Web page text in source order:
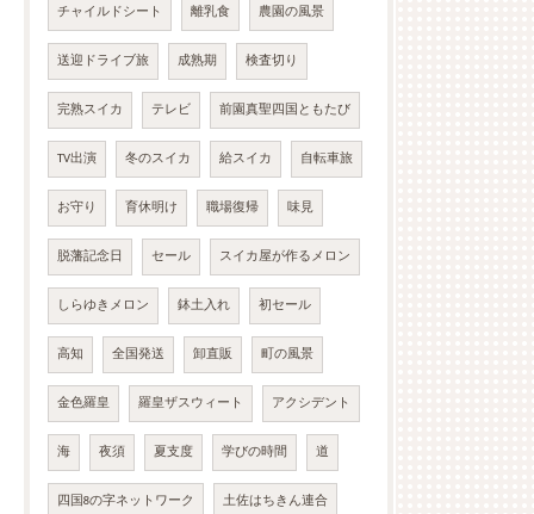
チャイルドシート 離乳食 農園の風景
送迎ドライブ旅 成熟期 検査切り
完熟スイカ テレビ 前園真聖四国ともたび
TV出演 冬のスイカ 給スイカ 自転車旅
お守り 育休明け 職場復帰 味見
脱藩記念日 セール スイカ屋が作るメロン
しらゆきメロン 鉢土入れ 初セール
高知 全国発送 卸直販 町の風景
金色羅皇 羅皇ザスウィート アクシデント
海 夜須 夏支度 学びの時間 道
四国8の字ネットワーク 土佐はちきん連合